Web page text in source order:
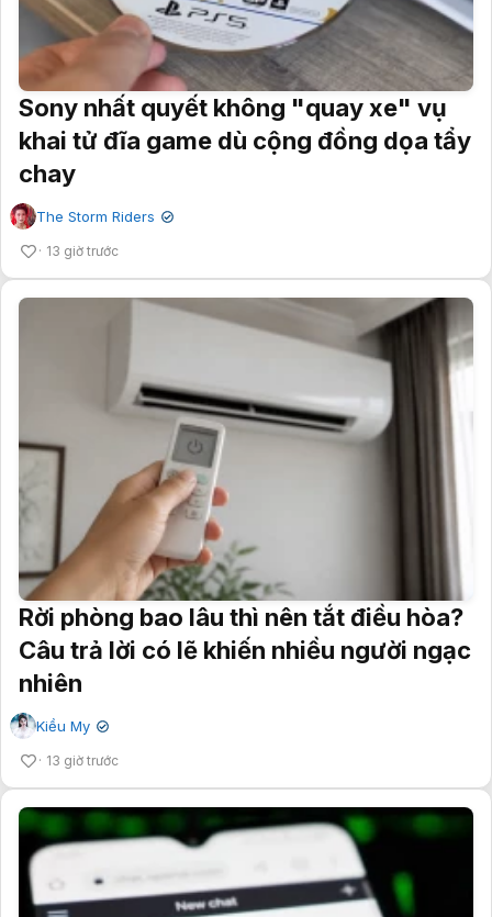
Sony nhất quyết không "quay xe" vụ
khai tử đĩa game dù cộng đồng dọa tẩy
chay
The Storm Riders ✔
13 giờ trước
Rời phòng bao lâu thì nên tắt điều hòa?
Câu trả lời có lẽ khiến nhiều người ngạc
nhiên
Kiều My ✔
13 giờ trước